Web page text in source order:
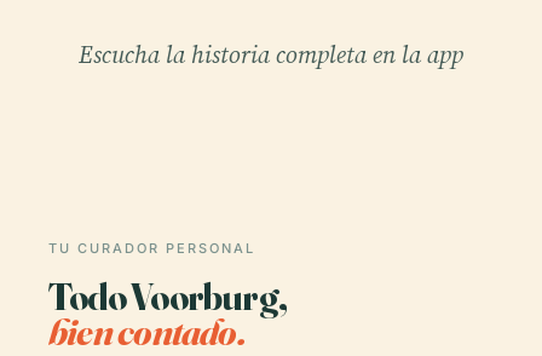
Escucha la historia completa en la app
TU CURADOR PERSONAL
Todo Voorburg,
bien contado.